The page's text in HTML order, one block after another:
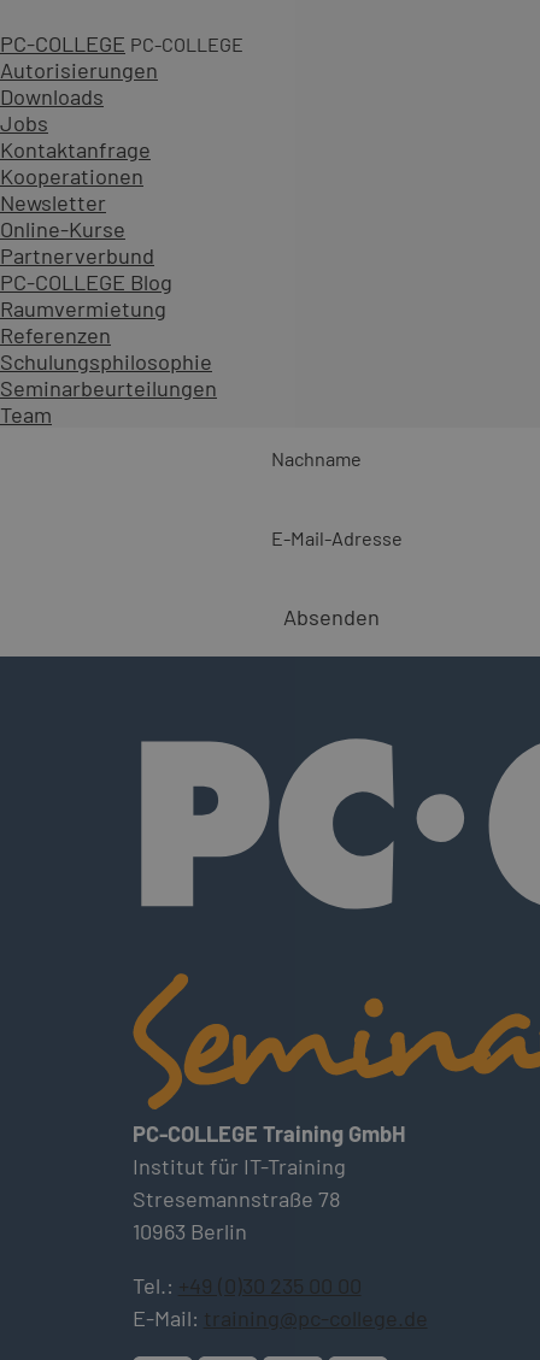
PC-COLLEGE PC-COLLEGE
Autorisierungen
Downloads
Jobs
Kontaktanfrage
Kooperationen
Newsletter
Online-Kurse
Partnerverbund
PC-COLLEGE Blog
Raumvermietung
Referenzen
Schulungsphilosophie
Seminarbeurteilungen
Team
Durchgeführte Seminare
4,8/5
10.639
eKomi Bewertungen
Melden Sie sich für unseren Newsletter an
Vorname
Nachname
E-Mail-Adresse
Absenden
PC-COLLEGE Training GmbH
Institut für IT-Training
Stresemannstraße 78
10963 Berlin
Tel.: +49 (0)30 235 00 00
E-Mail: training@pc-college.de